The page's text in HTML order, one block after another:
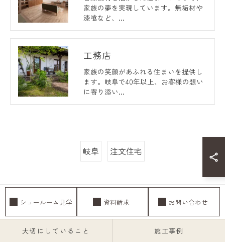
家族の夢を実現しています。無垢材や
漆喰など、…
工務店
家族の笑顔があふれる住まいを提供し
ます。岐阜で40年以上、お客様の想い
に寄り添い…
岐阜 注文住宅
ショールーム見学 資料請求 お問い合わせ
大切にしていること 施工事例